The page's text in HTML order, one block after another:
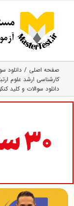
content
صفحه اصلی
دانلود
کارشناسی ارشد علوم
دانلود سوالات و کلید کنکور ارشد ۸۸ علوم ارتباطات